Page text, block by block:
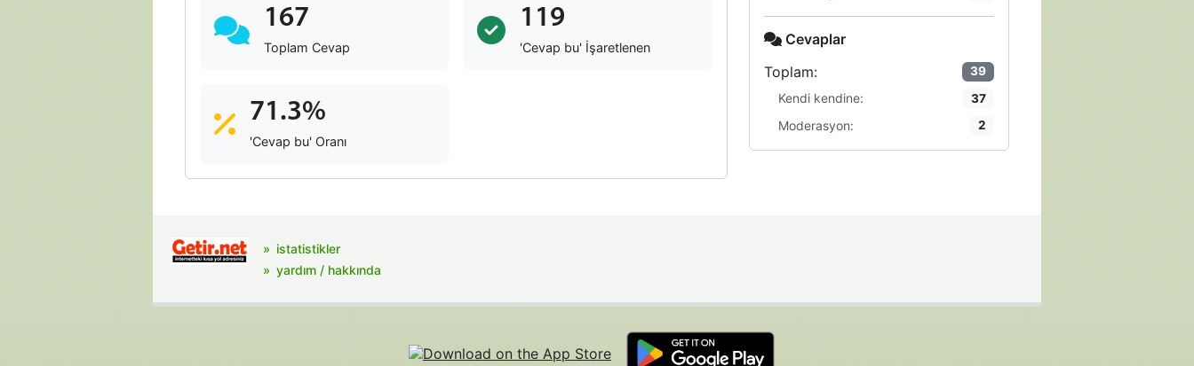
167
Toplam Cevap
119
'Cevap bu' İşaretlenen
71.3%
'Cevap bu' Oranı
Cevaplar
Toplam:
39
Kendi kendine: 37
Moderasyon: 2
istatistikler
yardım / hakkında